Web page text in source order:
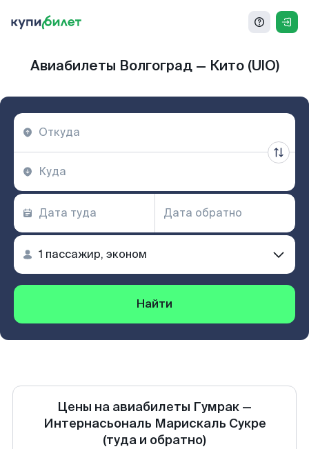
Авиабилеты Волгоград — Кито (UIO)
Найти
Цены на авиабилеты Гумрак —
Интернасьональ Марискаль Сукре
(туда и обратно)